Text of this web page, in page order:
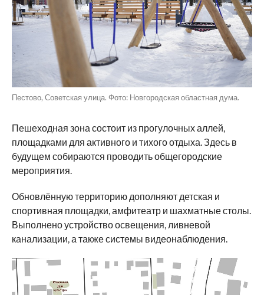
Пестово, Советская улица. Фото: Новгородская областная дума.
Пешеходная зона состоит из прогулочных аллей,
площадками для активного и тихого отдыха. Здесь в
будущем собираются проводить общегородские
мероприятия.
Обновлённую территорию дополняют детская и
спортивная площадки, амфитеатр и шахматные столы.
Выполнено устройство освещения, ливневой
канализации, а также системы видеонаблюдения.